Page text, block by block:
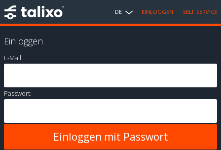
DE EINLOGGEN SELF SERVICE
Einloggen
E-Mail:
Passwort: